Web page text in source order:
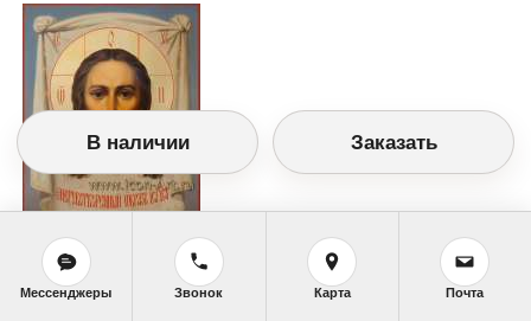
Православный календарь
<<Среда, 5 Апреля (23 Марта по старому
В наличии Заказать
Мессенджеры Звонок Карта Почта